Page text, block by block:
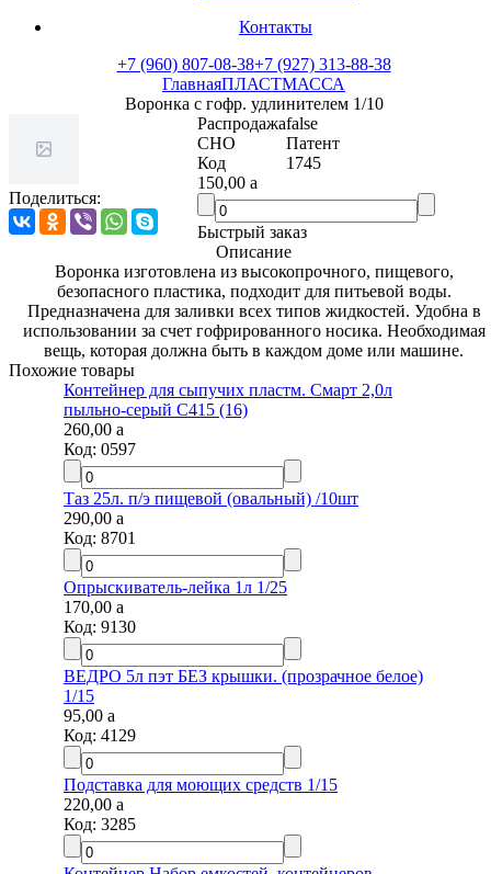
Контакты
+7 (960) 807-08-38+7 (927) 313-88-38
ГлавнаяПЛАСТМАССА
Воронка с гофр. удлинителем 1/10
Поделиться:
Распродажаfalse
СНО
Патент
Код
1745
150,00a
Быстрый заказ
Описание
Воронка изготовлена из высокопрочного, пищевого,
безопасного пластика, подходит для питьевой воды.
Предназначена для заливки всех типов жидкостей. Удобна в
использовании за счет гофрированного носика. Необходимая
вещь, которая должна быть в каждом доме или машине.
Похожие товары
Контейнер для сыпучих пластм. Смарт 2,0л
пыльно-серый С415 (16)
260,00a
Код:0597
Таз 25л. п/э пищевой (овальный) /10шт
290,00a
Код:8701
Опрыскиватель-лейка 1л 1/25
170,00a
Код:9130
ВЕДРО 5л пэт БЕЗ крышки. (прозрачное белое)
1/15
95,00a
Код:4129
Подставка для моющих средств 1/15
220,00a
Код:3285